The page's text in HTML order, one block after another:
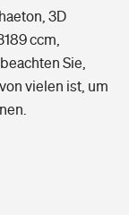
3D
ccm,
Sie,
vielen ist, um